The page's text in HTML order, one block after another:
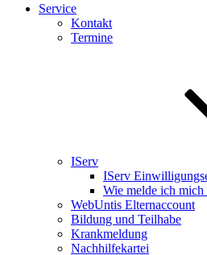
Service
Kontakt
Termine
IServ
IServ
Wie melde ich mich
WebUntis Elternaccount
Bildung und Teilhabe
Krankmeldung
Nachhilfekartei